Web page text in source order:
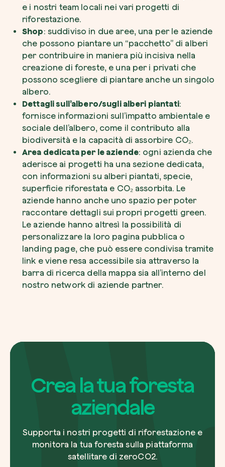
e i nostri team locali nei vari progetti di
riforestazione.
Shop: suddiviso in due aree, una per le aziende
che possono piantare un “pacchetto” di alberi
per contribuire in maniera più incisiva nella
creazione di foreste, e una per i privati che
possono scegliere di piantare anche un singolo
albero.
Dettagli sull’albero/sugli alberi piantati:
fornisce informazioni sull’impatto ambientale e
sociale dell’albero, come il contributo alla
biodiversità e la capacità di assorbire CO₂.
Area dedicata per le aziende: ogni azienda che
aderisce ai progetti ha una sezione dedicata,
con informazioni su alberi piantati, specie,
superficie riforestata e CO₂ assorbita. Le
aziende hanno anche uno spazio per poter
raccontare dettagli sui propri progetti green.
Le aziende hanno altresì la possibilità di
personalizzare la loro pagina pubblica o
landing page, che può essere condivisa tramite
link e viene resa accessibile sia attraverso la
barra di ricerca della mappa sia all’interno del
nostro network di aziende partner.
Crea la tua foresta
aziendale
Supporta i nostri progetti di riforestazione e
monitora la tua foresta sulla piattaforma
satellitare di zeroCO2.